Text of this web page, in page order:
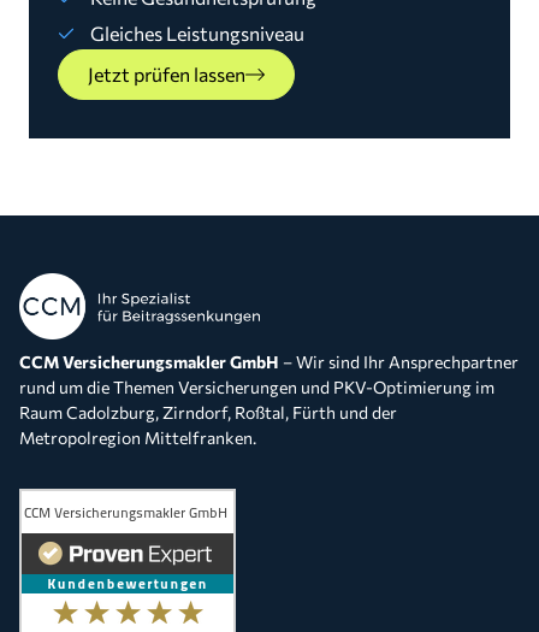
Gleiches Leistungsniveau
Jetzt prüfen lassen
CCM Versicherungsmakler GmbH – Wir sind Ihr Ansprechpartner
rund um die Themen Versicherungen und PKV-Optimierung im
Raum Cadolzburg, Zirndorf, Roßtal, Fürth und der
Metropolregion Mittelfranken.